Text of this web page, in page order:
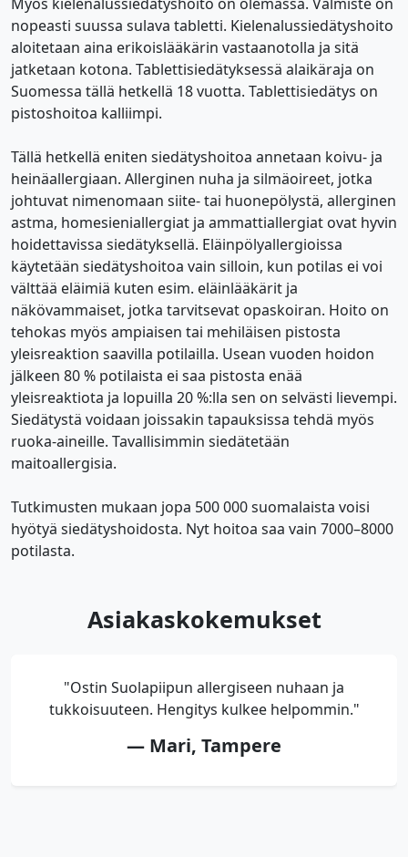
nopeasti suussa sulava tabletti. Kielenalussiedätyshoito
aloitetaan aina erikoislääkärin vastaanotolla ja sitä
jatketaan kotona. Tablettisiedätyksessä alaikäraja on
Suomessa tällä hetkellä 18 vuotta. Tablettisiedätys on
pistoshoitoa kalliimpi.
Tällä hetkellä eniten siedätyshoitoa annetaan koivu- ja
heinäallergiaan. Allerginen nuha ja silmäoireet, jotka
johtuvat nimenomaan siite- tai huonepölystä, allerginen
astma, homesieniallergiat ja ammattiallergiat ovat hyvin
hoidettavissa siedätyksellä. Eläinpölyallergioissa
käytetään siedätyshoitoa vain silloin, kun potilas ei voi
välttää eläimiä kuten esim. eläinlääkärit ja
näkövammaiset, jotka tarvitsevat opaskoiran. Hoito on
tehokas myös ampiaisen tai mehiläisen pistosta
yleisreaktion saavilla potilailla. Usean vuoden hoidon
jälkeen 80 % potilaista ei saa pistosta enää
yleisreaktiota ja lopuilla 20 %:lla sen on selvästi lievempi.
Siedätystä voidaan joissakin tapauksissa tehdä myös
ruoka-aineille. Tavallisimmin siedätetään
maitoallergisia.
Tutkimusten mukaan jopa 500 000 suomalaista voisi
hyötyä siedätyshoidosta. Nyt hoitoa saa vain 7000–8000
potilasta.
Asiakaskokemukset
"Ostin Suolapiipun allergiseen nuhaan ja
tukkoisuuteen. Hengitys kulkee helpommin."
— Mari, Tampere